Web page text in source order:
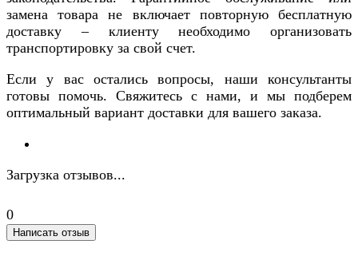
замена товара не включает повторную бесплатную
доставку – клиенту необходимо организовать
транспортировку за свой счет.
Если у вас остались вопросы, наши консультанты
готовы помочь. Свяжитесь с нами, и мы подберем
оптимальный вариант доставки для вашего заказа.
Загрузка отзывов...
0
Написать отзыв